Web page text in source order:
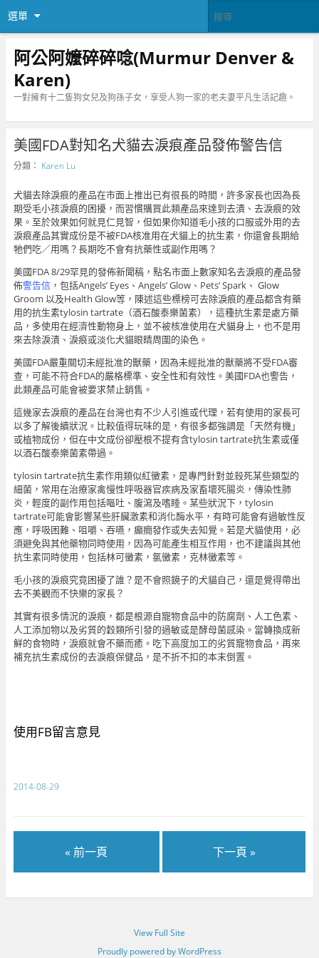
選單
阿公阿嬤碎碎唸(Murmur Denver &
Karen)
一對擁有十二隻狗女兒及狗孫子女，享受人狗一家的老夫妻平凡生活記趣。
美國FDA對知名犬貓去淚痕產品發佈警告信
分類： Karen Lu
犬貓去除淚痕的產品在市面上推出已有很長的時間，許多家長也因為長
期受毛小孩淚痕的困擾，而習慣購買此類產品來達到去漬、去淚痕的效
果。至於效果如何就見仁見智，但如果你知道毛小孩的口服或外用的去
淚痕產品其實成份是不被FDA核准用在犬貓上的抗生素，你還會長期給
牠們吃／用嗎？長期吃不會有抗藥性或副作用嗎？
美國FDA 8/29罕見的發佈新聞稿，點名市面上數家知名去淚痕的產品發
佈警告信，包括Angels’ Eyes、Angels’ Glow、Pets’ Spark、 Glow
Groom 以及Health Glow等，陳述這些標榜可去除淚痕的產品都含有藥
用的抗生素tylosin tartrate（酒石酸泰樂菌素），這種抗生素是處方藥
品，多使用在經濟性動物身上，並不被核准使用在犬貓身上，也不是用
來去除淚漬、淚痕或淡化犬貓眼睛周圍的染色。
美國FDA嚴重關切未經批准的獸藥，因為未經批准的獸藥將不受FDA審
查，可能不符合FDA的嚴格標準、安全性和有效性。美國FDA也警告，
此類產品可能會被要求禁止銷售。
這幾家去淚痕的產品在台灣也有不少人引進或代理，若有使用的家長可
以多了解後續狀況。比較值得玩味的是，有很多都強調是「天然有機」
或植物成份，但在中文成份卻壓根不提有含tylosin tartrate抗生素或僅
以酒石酸泰樂菌素帶過。
tylosin tartrate抗生素作用類似紅黴素，是專門針對並殺死某些類型的
細菌，常用在治療家禽慢性呼吸器官疾病及家畜壞死腸炎，傳染性肺
炎，輕度的副作用包括嘔吐、腹瀉及嗜睡。某些狀況下，tylosin
tartrate可能會影響某些肝臟激素和消化酶水平，有時可能會有過敏性反
應，呼吸困難、咀嚼、吞嚥，癲癇發作或失去知覺。若是犬貓使用，必
須避免與其他藥物同時使用，因為可能產生相互作用，也不建議與其他
抗生素同時使用，包括林可黴素，氯黴素，克林黴素等。
毛小孩的淚痕究竟困擾了誰？是不會照鏡子的犬貓自己，還是覺得帶出
去不美觀而不快樂的家長？
其實有很多情況的淚痕，都是根源自寵物食品中的防腐劑、人工色素、
人工添加物以及劣質的穀類所引發的過敏或是酵母菌感染。當轉換成新
鮮的食物時，淚痕就會不藥而癒。吃下高度加工的劣質寵物食品，再來
補充抗生素成份的去淚痕保健品，是不折不扣的本末倒置。
使用FB留言意見
2014-08-29
« 前一頁 下一頁 »
View Full Site
Proudly powered by WordPress